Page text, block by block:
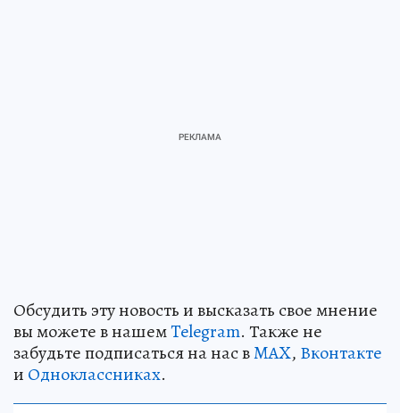
Обсудить эту новость и высказать свое мнение
вы можете в нашемTelegram. Также не
забудьте подписаться на нас вMAX, Вконтакте
и Одноклассниках.